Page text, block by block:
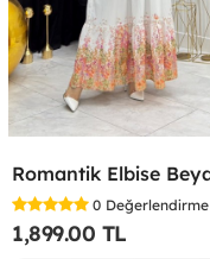
0 Değerlendirme
1,899.00 TL